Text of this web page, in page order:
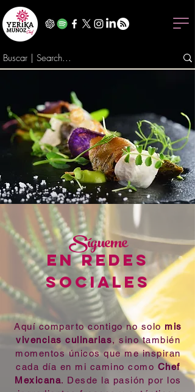
Sígueme
EN REDES
SOCIALES
Aquí comparto contigo no solomis
vivencias culinarias, sino también
momentos únicos que me inspiran
cada día en mi camino como Chef
Mexicana. Desde la pasión por los